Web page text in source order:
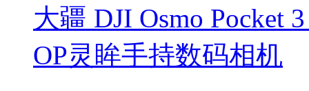
大疆 DJI Osmo Pocket
OP灵眸手持数码相机